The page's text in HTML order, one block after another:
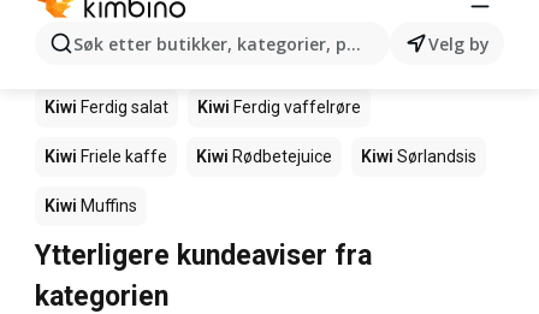
Søk etter butikker, kategorier, produkter...Velg by
Andre produkter i butikkene Kiwi
Kiwi Makrell i tomat
Kiwi Ferdig salat Kiwi Ferdig vaffelrøre
Kiwi Friele kaffe Kiwi Rødbetejuice Kiwi Sørlandsis
Kiwi Muffins
Ytterligere kundeaviser fra
kategorien